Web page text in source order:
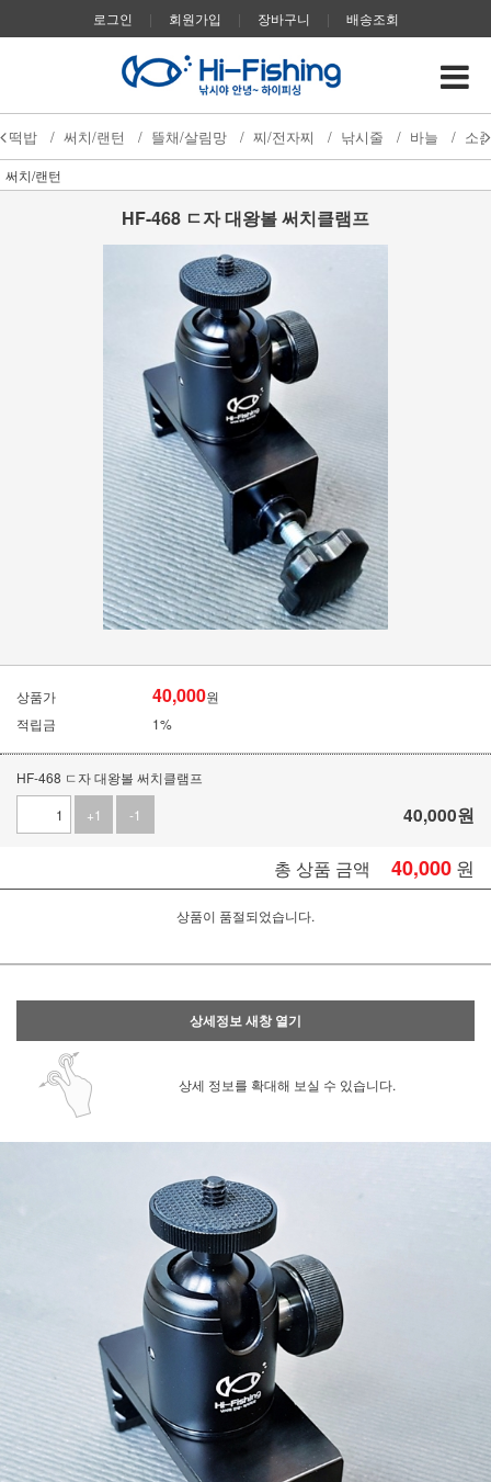
로그인 | 회원가입 | 장바구니 | 배송조회
떡밥 / 써치/랜턴 / 뜰채/살림망 / 찌/전자찌 / 낚시줄 / 바늘 / 소
써치/랜턴
HF-468 ㄷ자 대왕볼 써치클램프
상품가 40,000원
적립금
1%
HF-468 ㄷ자 대왕볼 써치클램프
+1
-1 40,000원
총 상품 금액 40,000 원
상품이 품절되었습니다.
상세정보 새창 열기
상세 정보를 확대해 보실 수 있습니다.